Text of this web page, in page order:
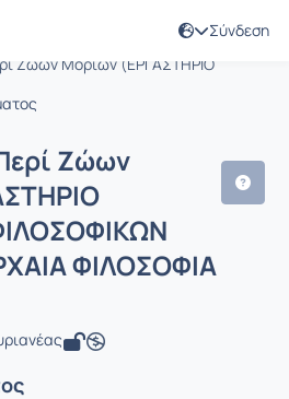
Σύνδεση
Ζώων Μορίων (ΕΡΓΑΣΤΗΡΙΟ
Περί Ζώων
Ζώων
ΦΙΛΟΣΟΦΙΑ